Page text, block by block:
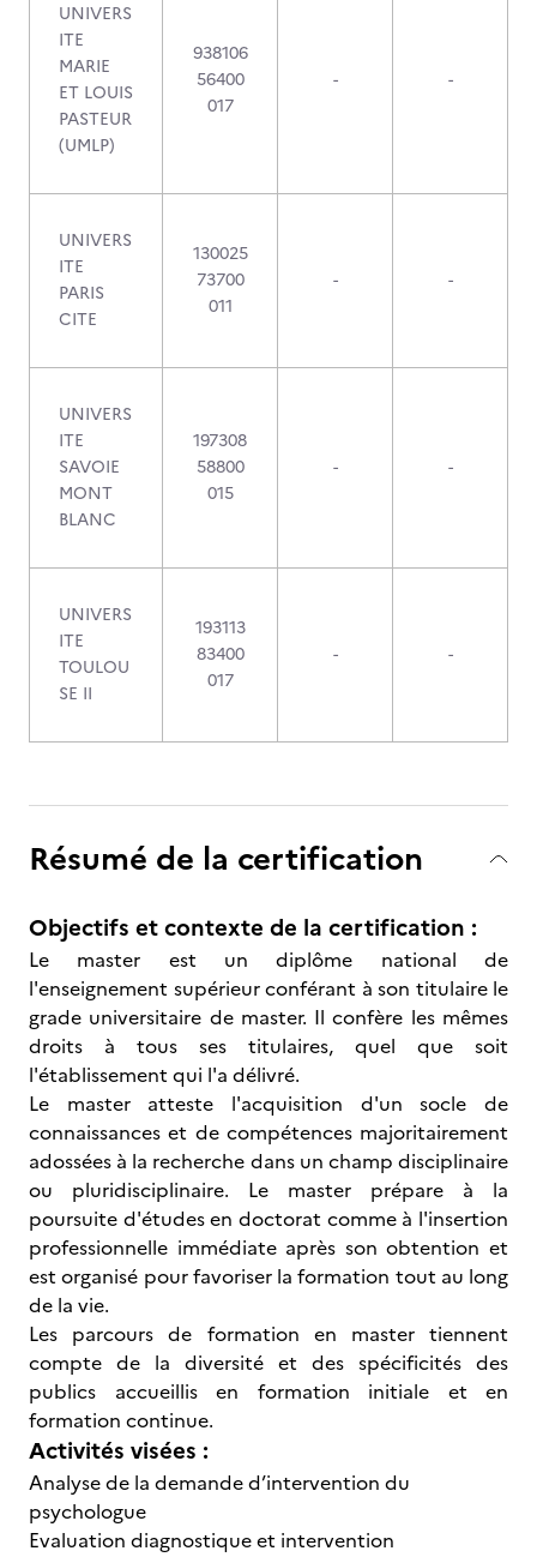
UNIVERS
ITE
MARIE
ET LOUIS
PASTEUR
(UMLP)
938106
56400
017
- -
UNIVERS
ITE
PARIS
CITE
130025
73700
011
- -
UNIVERS
ITE
SAVOIE
MONT
BLANC
197308
58800
015
- -
UNIVERS
ITE
TOULOU
SE II
193113
83400
017
- -
Résumé de la certification
Objectifs et contexte de la certification :
Le master est un diplôme national de
l'enseignement supérieur conférant à son titulaire le
grade universitaire de master. Il confère les mêmes
droits à tous ses titulaires, quel que soit
l'établissement qui l'a délivré.
Le master atteste l'acquisition d'un socle de
connaissances et de compétences majoritairement
adossées à la recherche dans un champ disciplinaire
ou pluridisciplinaire. Le master prépare à la
poursuite d'études en doctorat comme à l'insertion
professionnelle immédiate après son obtention et
est organisé pour favoriser la formation tout au long
de la vie.
Les parcours de formation en master tiennent
compte de la diversité et des spécificités des
publics accueillis en formation initiale et en
formation continue.
Activités visées :
Analyse de la demande d’intervention du
psychologue
Evaluation diagnostique et intervention